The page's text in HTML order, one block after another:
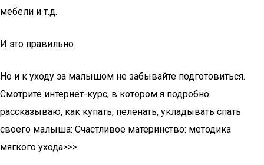
мебели и т.д.
И это правильно.
Но и к уходу за малышом не забывайте подготовиться.
Смотрите интернет-курс, в котором я подробно
рассказываю, как купать, пеленать, укладывать спать
своего малыша: Счастливое материнство: методика
мягкого ухода>>>.